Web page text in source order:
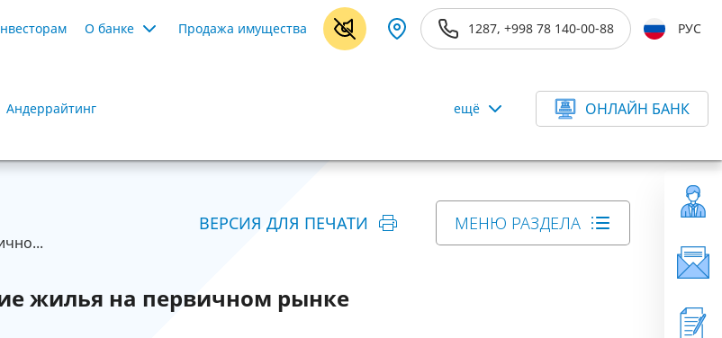
О банке Продажа имущества 1287, +998 78 140-00-88 РУС
Андеррайтинг ещё ОНЛАЙН БАНК
ВЕРСИЯ ДЛЯ ПЕЧАТИ МЕНЮ РАЗДЕЛА
жилья на первичном рынке